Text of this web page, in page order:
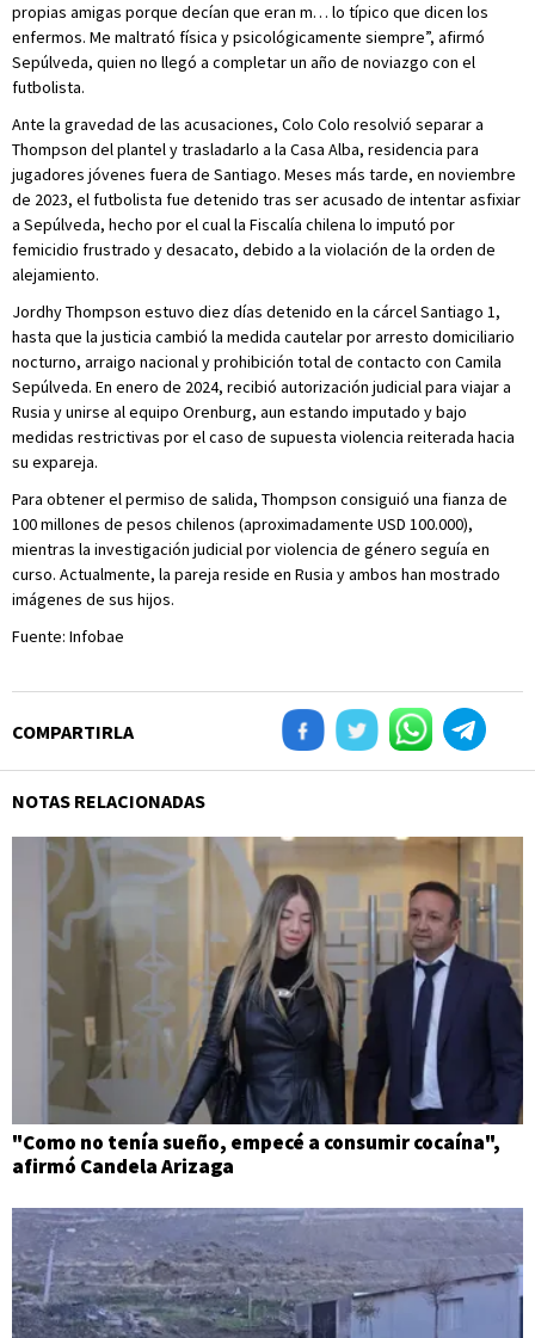
propias amigas porque decían que eran m… lo típico que dicen los
enfermos. Me maltrató física y psicológicamente siempre”, afirmó
Sepúlveda, quien no llegó a completar un año de noviazgo con el
futbolista.
Ante la gravedad de las acusaciones, Colo Colo resolvió separar a
Thompson del plantel y trasladarlo a la Casa Alba, residencia para
jugadores jóvenes fuera de Santiago. Meses más tarde, en noviembre
de 2023, el futbolista fue detenido tras ser acusado de intentar asfixiar
a Sepúlveda, hecho por el cual la Fiscalía chilena lo imputó por
femicidio frustrado y desacato, debido a la violación de la orden de
alejamiento.
Jordhy Thompson estuvo diez días detenido en la cárcel Santiago 1,
hasta que la justicia cambió la medida cautelar por arresto domiciliario
nocturno, arraigo nacional y prohibición total de contacto con Camila
Sepúlveda. En enero de 2024, recibió autorización judicial para viajar a
Rusia y unirse al equipo Orenburg, aun estando imputado y bajo
medidas restrictivas por el caso de supuesta violencia reiterada hacia
su expareja.
Para obtener el permiso de salida, Thompson consiguió una fianza de
100 millones de pesos chilenos (aproximadamente USD 100.000),
mientras la investigación judicial por violencia de género seguía en
curso. Actualmente, la pareja reside en Rusia y ambos han mostrado
imágenes de sus hijos.
Fuente: Infobae
COMPARTIRLA
NOTAS RELACIONADAS
"Como no tenía sueño, empecé a consumir cocaína",
afirmó Candela Arizaga